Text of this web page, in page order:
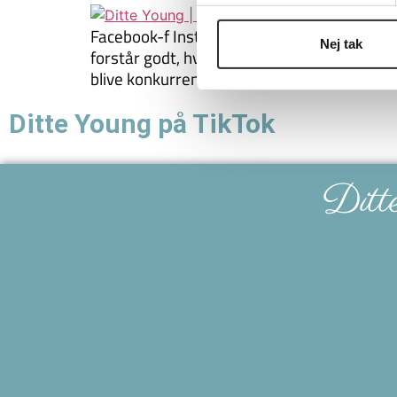
Nej tak
Facebook-f Instagram Youtube Cart-
forstår godt, hvad der menes med det.
blive konkurrencehest. […]
Ditte Young på TikTok